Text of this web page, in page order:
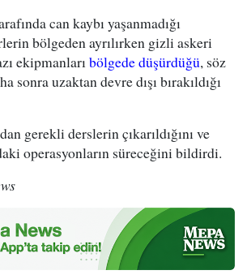
can kaybı yaşanmadığı
bölgeden ayrılırken gizli askeri
ekipmanları bölgede düşürdüğü, söz
sonra uzaktan devre dışı bırakıldığı
gerekli derslerin çıkarıldığını ve
operasyonların süreceğini bildirdi.